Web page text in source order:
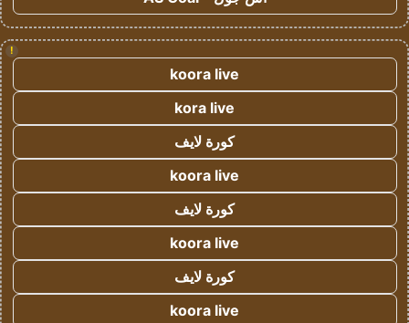
!
koora live
kora live
كورة لايف
koora live
كورة لايف
koora live
كورة لايف
koora live